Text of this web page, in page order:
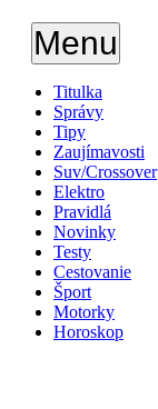
Menu
Titulka
Správy
Tipy
Zaujímavosti
Suv/Crossover
Elektro
Pravidlá
Novinky
Testy
Cestovanie
Šport
Motorky
Horoskop